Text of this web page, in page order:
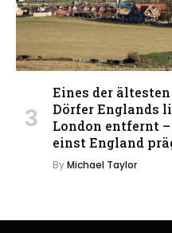
Eines der
Dörfer Englands
London entfernt
einst England
ByMichael Taylor